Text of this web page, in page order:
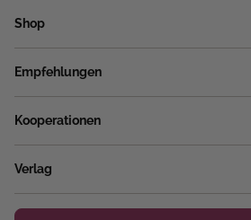
Shop
Empfehlungen
Kooperationen
Verlag